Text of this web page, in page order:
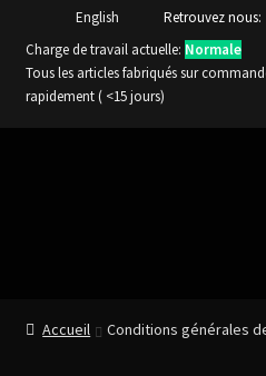
English Retrouvez nous:
Charge de travail actuelle: Normale
Tous les articles fabriqués sur
rapidement ( <15 jours)
Accueil Conditions générales